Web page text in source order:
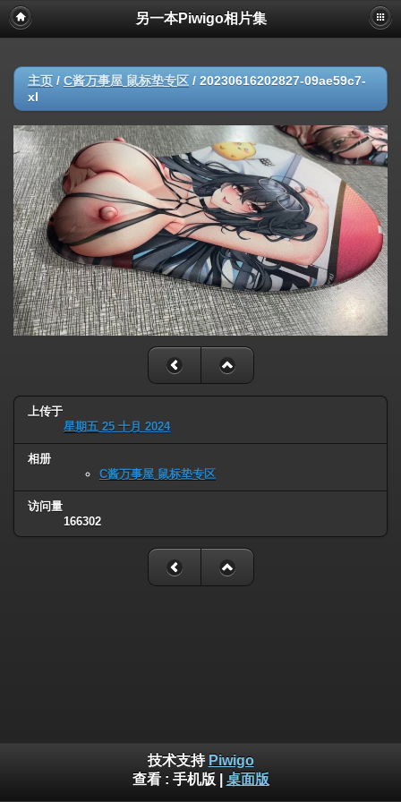
另一本Piwigo相片集
主页 / C酱万事屋 鼠标垫专区 / 20230616202827-09ae59c7-
xl
上传于
星期五 25 十月 2024
相册
C酱万事屋 鼠标垫专区
访问量
166302
技术支持 Piwigo
查看 : 手机版 桌面版